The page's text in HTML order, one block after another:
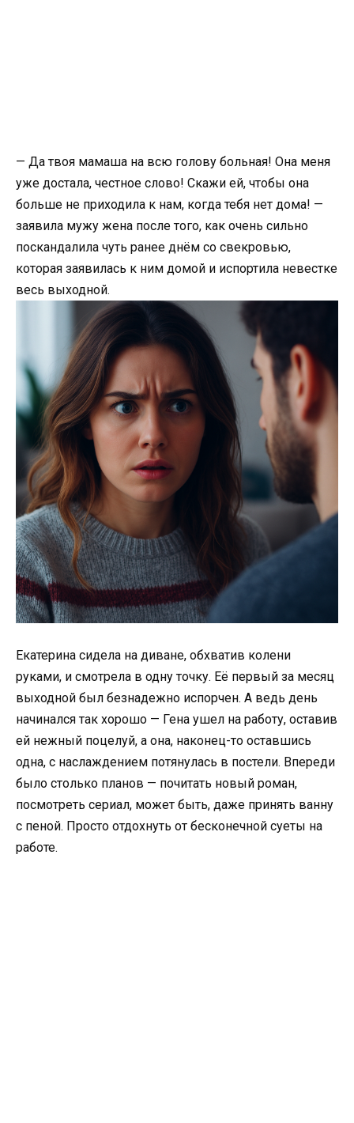
— Да твоя мамаша на всю голову больная! Она меня
уже достала, честное слово! Скажи ей, чтобы она
больше не приходила к нам, когда тебя нет дома! —
заявила мужу жена после того, как очень сильно
поскандалила чуть ранее днём со свекровью,
которая заявилась к ним домой и испортила невестке
весь выходной.
Екатерина сидела на диване, обхватив колени
руками, и смотрела в одну точку. Её первый за месяц
выходной был безнадежно испорчен. А ведь день
начинался так хорошо — Гена ушел на работу, оставив
ей нежный поцелуй, а она, наконец-то оставшись
одна, с наслаждением потянулась в постели. Впереди
было столько планов — почитать новый роман,
посмотреть сериал, может быть, даже принять ванну
с пеной. Просто отдохнуть от бесконечной суеты на
работе.